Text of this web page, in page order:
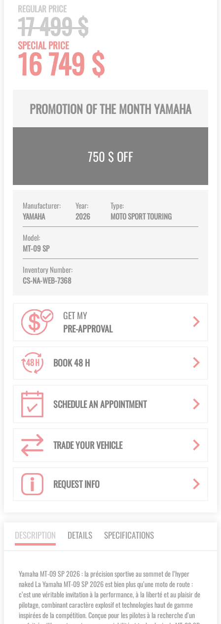
beginning
images
gallery
SPECIAL PRICE
16 749 $
REGULAR PRICE
17 499 $
PROMOTION OF THE MONTH YAMAHA
750 $ OFF
Manufacturer:
YAMAHA
Year:
2026
Type:
MOTO SPORT TOURING
Model:
MT-09 SP
Inventory Number:
CS-NA-WEB-7368
GET MY
PRE-APPROVAL
BOOK 48 H
SCHEDULE AN APPOINTMENT
TRADE YOUR VEHICLE
REQUEST INFO
DESCRIPTION DETAILS SPECIFICATIONS
Yamaha MT-09 SP 2026 : la précision sportive au sommet de l’hyper
naked La Yamaha MT-09 SP 2026 est bien plus qu’une moto de route :
c’est une véritable invitation à la performance, à la liberté et au plaisir de
pilotage, combinant caractère explosif et technologies haut de gamme
inspirées de la compétition. Conçue pour les pilotes à la recherche d’un